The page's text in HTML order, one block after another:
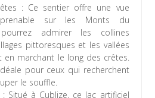
: Ce sentier offre une vue
sur les Monts du
admirer les collines
pittoresques et les vallées
en marchant le long des crêtes.
pour ceux qui recherchent
le souffle.
Situé à Cublize, ce lac artificiel